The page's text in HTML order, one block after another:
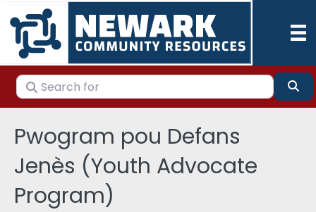
Search for
Pwogram pou Defans
Jenès (Youth Advocate
Program)